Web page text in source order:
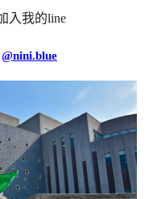
入我的line
@nini.blue